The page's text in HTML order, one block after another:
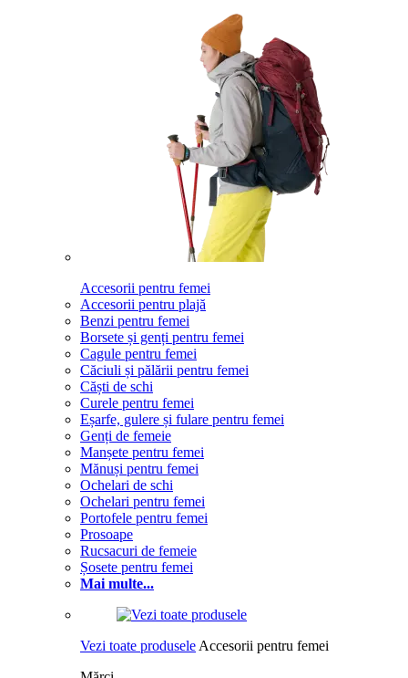
Accesorii pentru femei
Accesorii pentru plajă
Benzi pentru femei
Borsete și genți pentru femei
Cagule pentru femei
Căciuli și pălării pentru femei
Căști de schi
Curele pentru femei
Eșarfe, gulere și fulare pentru femei
Genți de femeie
Manșete pentru femei
Mănuși pentru femei
Ochelari de schi
Ochelari pentru femei
Portofele pentru femei
Prosoape
Rucsacuri de femeie
Șosete pentru femei
Mai multe...
Vezi toate produsele Accesorii pentru femei